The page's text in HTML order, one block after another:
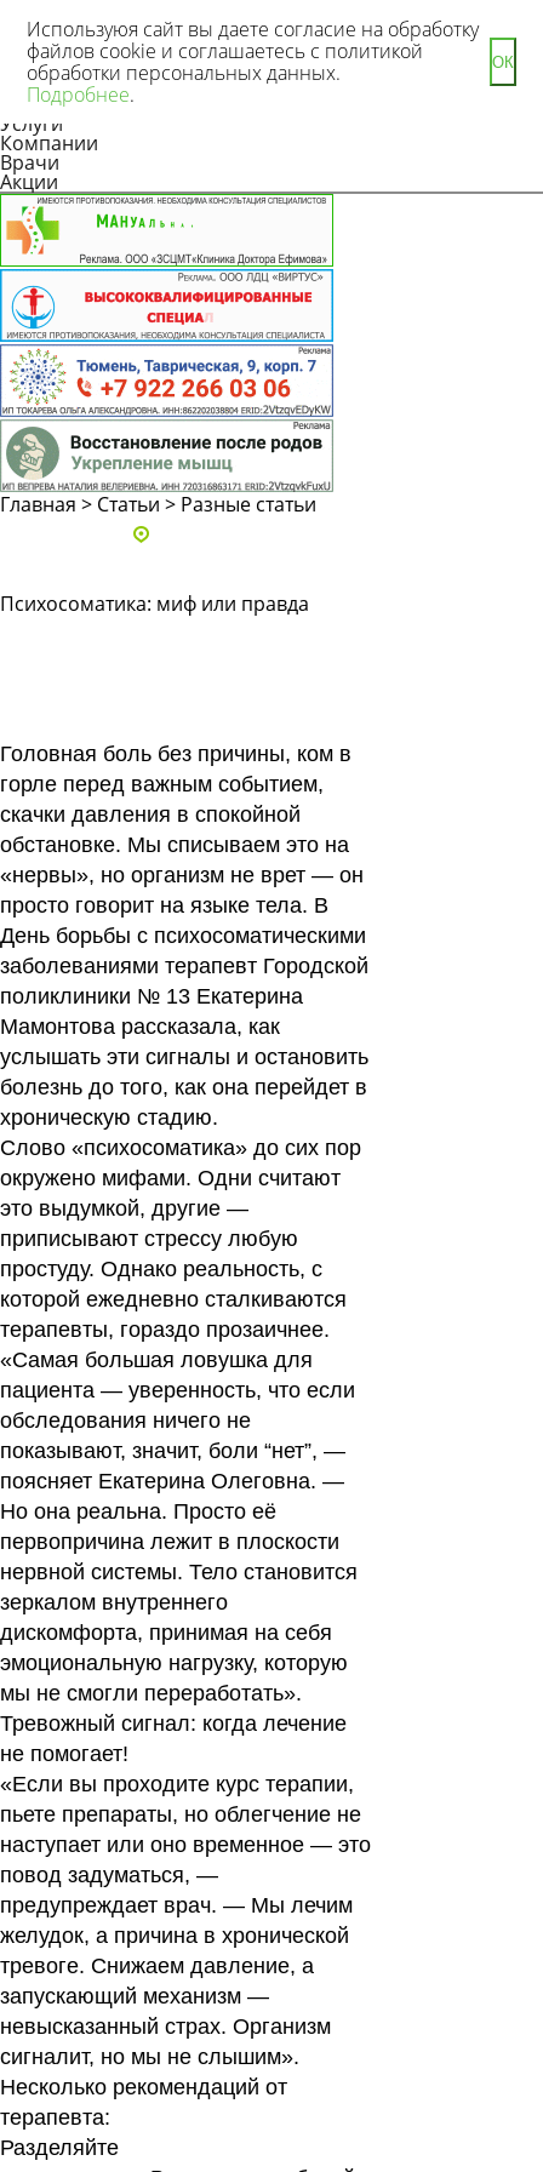
Новости
Статьи
Услуги
Компании
Врачи
Акции
Главная > Статьи > Разные статьи
Психосоматика: миф или правда
Головная боль без причины, ком в
горле перед важным событием,
скачки давления в спокойной
обстановке. Мы списываем это на
«нервы», но организм не врет — он
просто говорит на языке тела. В
День борьбы с психосоматическими
заболеваниями терапевт Городской
поликлиники № 13 Екатерина
Мамонтова рассказала, как
услышать эти сигналы и остановить
болезнь до того, как она перейдет в
хроническую стадию.
Слово «психосоматика» до сих пор
окружено мифами. Одни считают
это выдумкой, другие —
приписывают стрессу любую
простуду. Однако реальность, с
которой ежедневно сталкиваются
терапевты, гораздо прозаичнее.
«Самая большая ловушка для
пациента — уверенность, что если
обследования ничего не
показывают, значит, боли “нет”, —
поясняет Екатерина Олеговна. —
Но она реальна. Просто её
первопричина лежит в плоскости
нервной системы. Тело становится
зеркалом внутреннего
дискомфорта, принимая на себя
эмоциональную нагрузку, которую
мы не смогли переработать».
Тревожный сигнал: когда лечение
не помогает!
«Если вы проходите курс терапии,
пьете препараты, но облегчение не
наступает или оно временное — это
повод задуматься, —
предупреждает врач. — Мы лечим
желудок, а причина в хронической
тревоге. Снижаем давление, а
запускающий механизм —
невысказанный страх. Организм
сигналит, но мы не слышим».
Несколько рекомендаций от
терапевта:
Разделяйте
Используюя сайт вы даете согласие на обработку
файлов cookie и соглашаетесь с политикой
обработки персональных данных.
Подробнее.
ОК